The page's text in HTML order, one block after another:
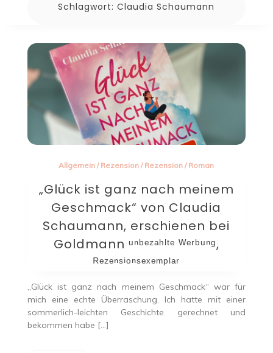
Schlagwort:Claudia Schaumann
Allgemein / Rezension / Rezension / Roman
„Glück ist ganz nach meinem
Geschmack“ von Claudia
Schaumann, erschienen bei
Goldmann ᵘⁿᵇᵉᶻᵃʰˡᵗᵉ ᵂᵉʳᵇᵘⁿᵍ,
ᴿᵉᶻᵉⁿˢⁱᵒⁿˢᵉˣᵉᵐᵖˡᵃʳ
„Glück ist ganz nach meinem Geschmack“ war für
mich eine echte Überraschung. Ich hatte mit einer
sommerlich-leichten Geschichte gerechnet und
bekommen habe […]